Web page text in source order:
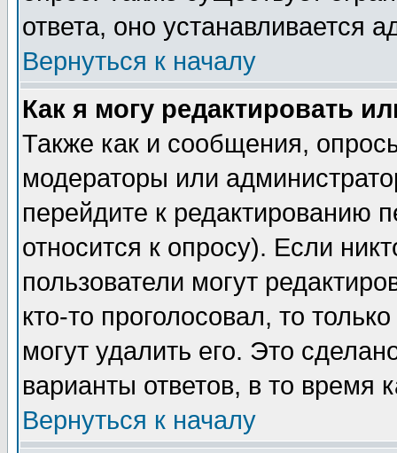
ответа, оно устанавливается
Вернуться к началу
Как я могу редактировать
Также как и сообщения,
модераторы или
перейдите к редактированию
относится к опросу). Если
пользователи могут
кто-то проголосовал, то
могут удалить его. Это
варианты ответов, в то время
Вернуться к началу